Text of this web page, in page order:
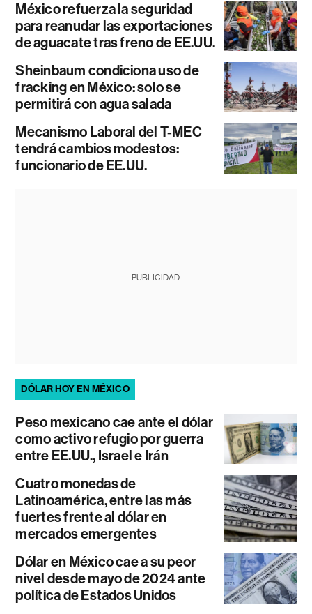
México refuerza la seguridad
para reanudar las exportaciones
de aguacate tras freno de EE.UU.
Sheinbaum condiciona uso de
fracking en México: solo se
permitirá con agua salada
Mecanismo Laboral del T-MEC
tendrá cambios modestos:
funcionario de EE.UU.
PUBLICIDAD
DÓLAR HOY EN MÉXICO
Peso mexicano cae ante el dólar
como activo refugio por guerra
entre EE.UU., Israel e Irán
Cuatro monedas de
Latinoamérica, entre las más
fuertes frente al dólar en
mercados emergentes
Dólar en México cae a su peor
nivel desde mayo de 2024 ante
política de Estados Unidos